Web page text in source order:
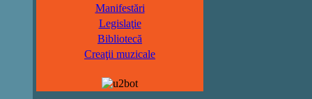
Manifestări
Legislaţie
Bibliotecă
Creaţii muzicale